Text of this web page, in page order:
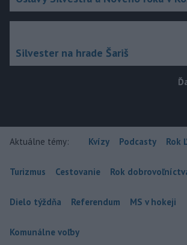
Silvester na hrade Šariš
Aktuálne témy: Kvízy Podcasty Rok
Turizmus Cestovanie Rok
Dielo týždňa Referendum MS v hokeji
Komunálne voľby